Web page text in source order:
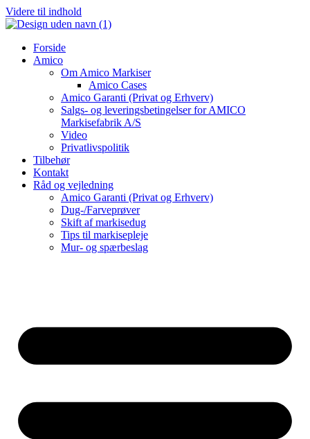
Videre til indhold
Forside
Amico
Om Amico Markiser
Amico Cases
Amico Garanti (Privat og Erhverv)
Salgs- og leveringsbetingelser for AMICO
Markisefabrik A/S
Video
Privatlivspolitik
Tilbehør
Kontakt
Råd og vejledning
Amico Garanti (Privat og Erhverv)
Dug-/Farveprøver
Skift af markisedug
Tips til markisepleje
Mur- og spærbeslag